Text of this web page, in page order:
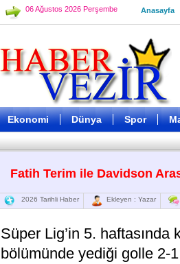
06 Ağustos 2026 Perşembe Anasayfa
Ekonomi Dünya Spor
Fatih Terim ile Davidson
2026 Tarihli Haber Ekleyen : Yazar
Süper Lig’in 5.
bölümünde yediği golle 2-